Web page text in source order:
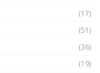
(17)
(51)
(36)
(19)